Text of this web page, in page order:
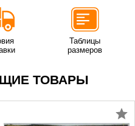
Таблицы
размеров
ТОВАРЫ